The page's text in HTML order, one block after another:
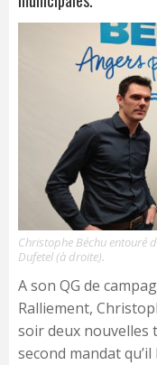
Christophe Béchu entouré
Dufetel (à droite).
A son QG de
Ralliement,
soir deux nouvelles
second mandat